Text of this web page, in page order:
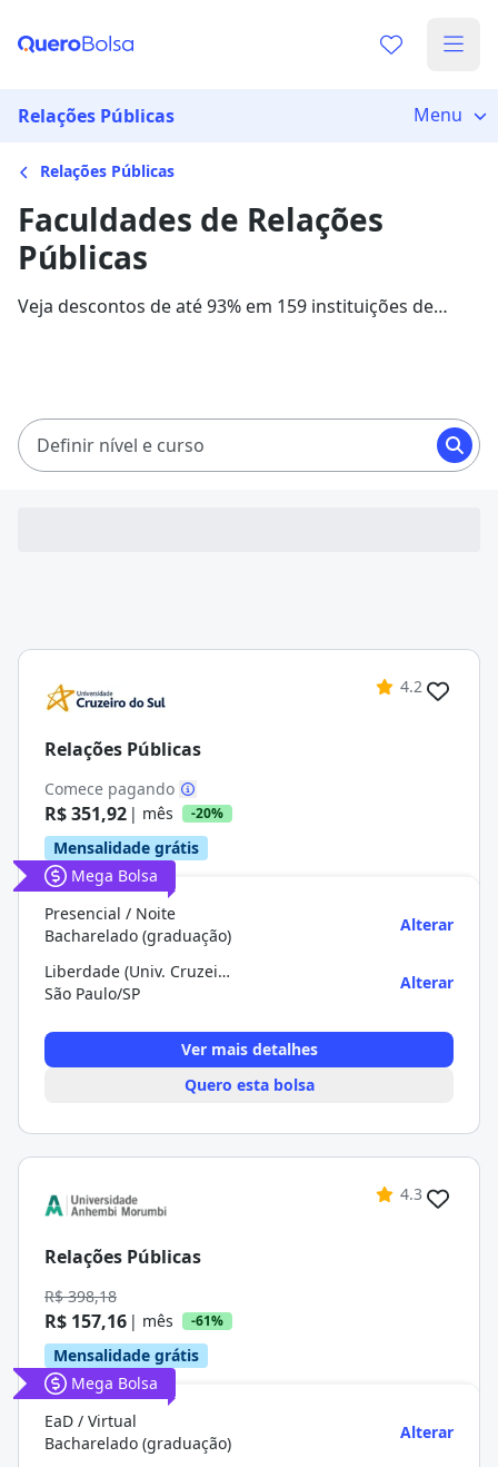
Relações Públicas Menu
Relações Públicas
Faculdades de Relações
Públicas
Veja descontos de até 93% em 159 instituições de
Definir nível e curso
4.2
Relações Públicas
Comece pagando
R$ 351,92 | mês -20%
Mensalidade grátis
Mega Bolsa
Presencial / Noite
Bacharelado (graduação)
Alterar
Liberdade (Univ. Cruzeiro do Sul)
São Paulo/SP
Alterar
Ver mais detalhes
Quero esta bolsa
4.3
Relações Públicas
R$ 398,18
R$ 157,16 | mês -61%
Mensalidade grátis
Mega Bolsa
EaD / Virtual
Bacharelado (graduação)
Alterar